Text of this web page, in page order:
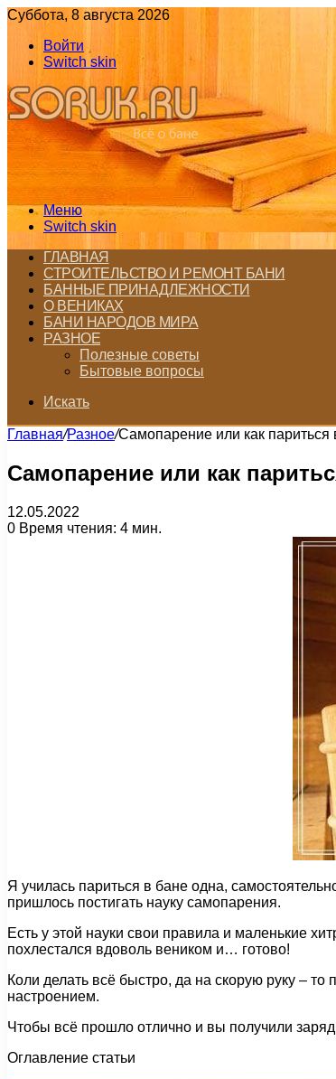
Суббота, 8 августа 2026
Войти
Switch skin
Меню
Switch skin
ГЛАВНАЯ
СТРОИТЕЛЬСТВО И РЕМОНТ БАНИ
БАННЫЕ ПРИНАДЛЕЖНОСТИ
О ВЕНИКАХ
БАНИ НАРОДОВ МИРА
РАЗНОЕ
Полезные советы
Бытовые вопросы
Искать
Главная/Разное/Самопарение или как париться
Самопарение или как
12.05.2022
0 Время чтения: 4 мин.
Я училась париться в бане одна,
пришлось постигать науку самопарения.
Есть у этой науки свои правила и маленькие
похлестался вдоволь веником и… готово!
Коли делать всё быстро, да на скорую руку –
настроением.
Чтобы всё прошло отлично и вы получили
Оглавление статьи